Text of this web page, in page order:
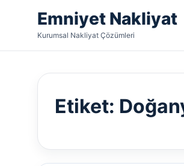
Emniyet Nakliyat
Kurumsal Nakliyat Çözümleri
Etiket: